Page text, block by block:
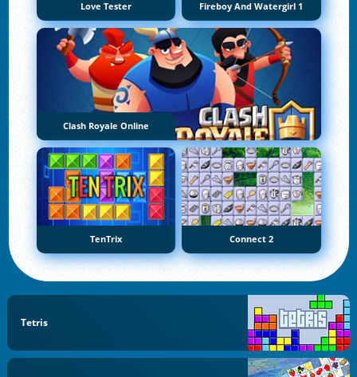
Love Tester Fireboy And Watergirl 1
Clash Royale Online
TenTrix Connect 2
Tetris